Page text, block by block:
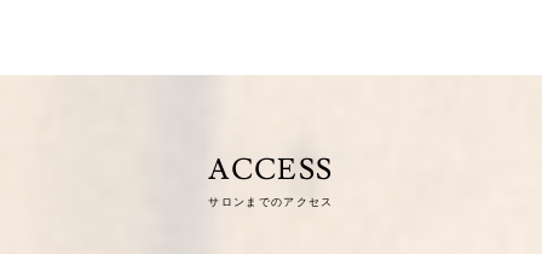
ACCESS
サロンまでのアクセス